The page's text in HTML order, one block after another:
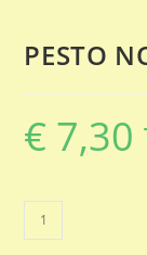
PESTO
€ 7,30
quantité
de